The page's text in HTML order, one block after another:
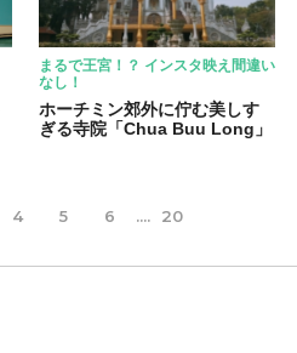
まるで王宮！？ インスタ映え間違い
なし！
ホーチミン郊外に佇む美しす
ぎる寺院「Chua Buu Long」
4 5 6 .... 20